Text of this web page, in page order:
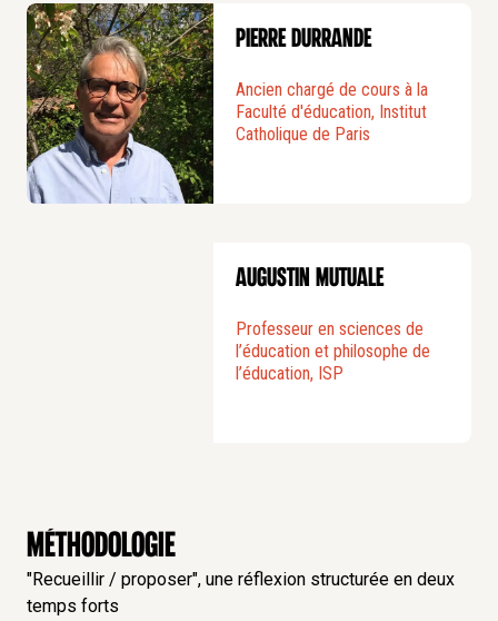
nourrir (corps, cœur, esprit), prendre soin
(éduquer, c’est être un jardinier en humanité),
soigner (fragilité, handicap et blessures) ?
Comment se pensent aujourd’hui les modes
d’apprentissage de l’autonomie des enfants
(educere)? Dans quelle mesure le numérique
affecte-t-il la communication familiale ?... autant
Pierre Durrande
Ancien chargé de cours à la
Faculté d'éducation, Institut
Catholique de Paris
Augustin Mutuale
Professeur en sciences de
l’éducation et philosophe de
l’éducation, ISP
Méthodologie
"Recueillir / proposer", une réflexion structurée en deux
temps forts